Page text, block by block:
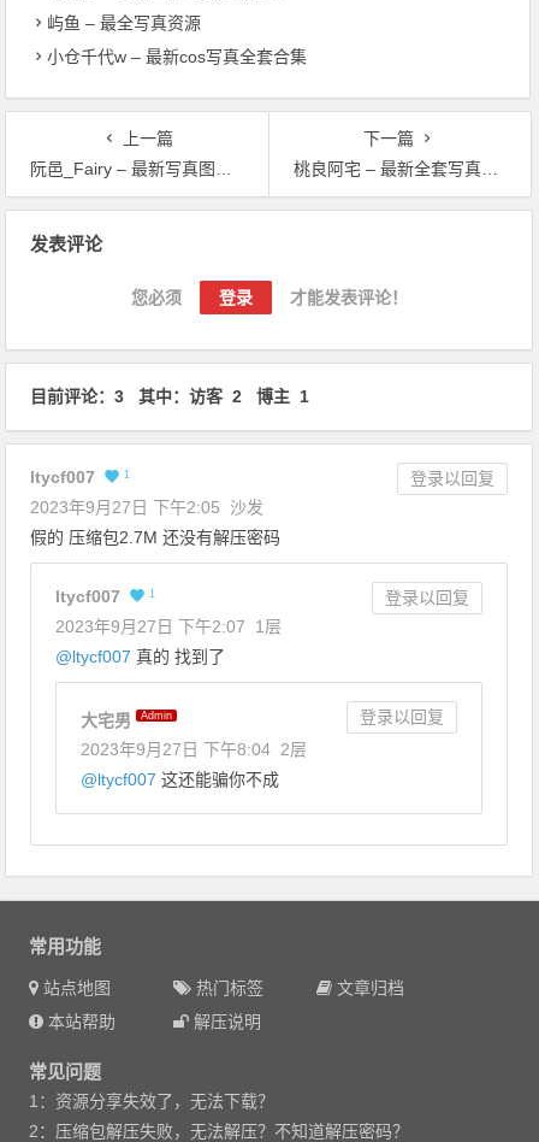
屿鱼 – 最全写真资源
小仓千代w – 最新cos写真全套合集
上一篇
阮邑_Fairy – 最新写真图包资源
下一篇
桃良阿宅 – 最新全套写真合集
发表评论
您必须 登录 才能发表评论！
目前评论：3 其中：访客 2 博主 1
ltycf007 1
登录以回复
2023年9月27日 下午2:05
沙发
假的 压缩包2.7M 还没有解压密码
ltycf007 1
登录以回复
2023年9月27日 下午2:07
1层
@ltycf007 真的 找到了
大宅男 Admin
登录以回复
2023年9月27日 下午8:04 2层
@ltycf007 这还能骗你不成
常用功能
站点地图 热门标签
文章归档
本站帮助
解压说明
常见问题
1：资源分享失效了，无法下载？
2：压缩包解压失败，无法解压？不知道解压密码？